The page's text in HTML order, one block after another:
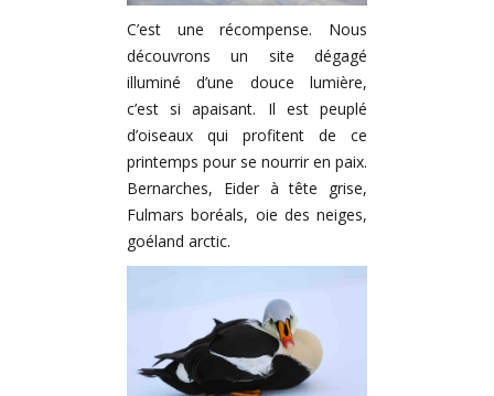
C’est une récompense. Nous
découvrons un site dégagé
illuminé d’une douce lumière,
c’est si apaisant. Il est peuplé
d’oiseaux qui profitent de ce
printemps pour se nourrir en paix.
Bernarches, Eider à tête grise,
Fulmars boréals, oie des neiges,
goéland arctic.